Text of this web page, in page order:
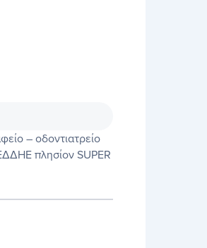
– οδοντιατρείο
πλησίον SUPER